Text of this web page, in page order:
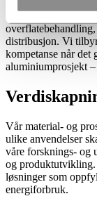
distribusjon. Vi
kompetanse når det
aluminiumprosjekt
Vår material- og
ulike anvendelser
våre forsknings- og
og
løsninger som
energiforbruk.